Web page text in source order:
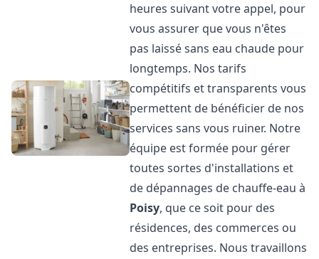
heures suivant votre appel, pour
vous assurer que vous n'êtes
pas laissé sans eau chaude pour
longtemps. Nos tarifs
compétitifs et transparents vous
permettent de bénéficier de nos
services sans vous ruiner. Notre
équipe est formée pour gérer
toutes sortes d'installations et
de dépannages de chauffe-eau à
Poisy, que ce soit pour des
résidences, des commerces ou
des entreprises. Nous travaillons